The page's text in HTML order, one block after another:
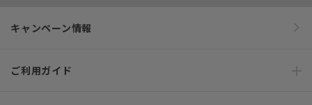
キャンペーン情報
ご利用ガイド